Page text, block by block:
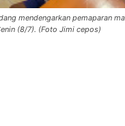
mendengarkan pemaparan
(8/7). (Foto Jimi cepos)